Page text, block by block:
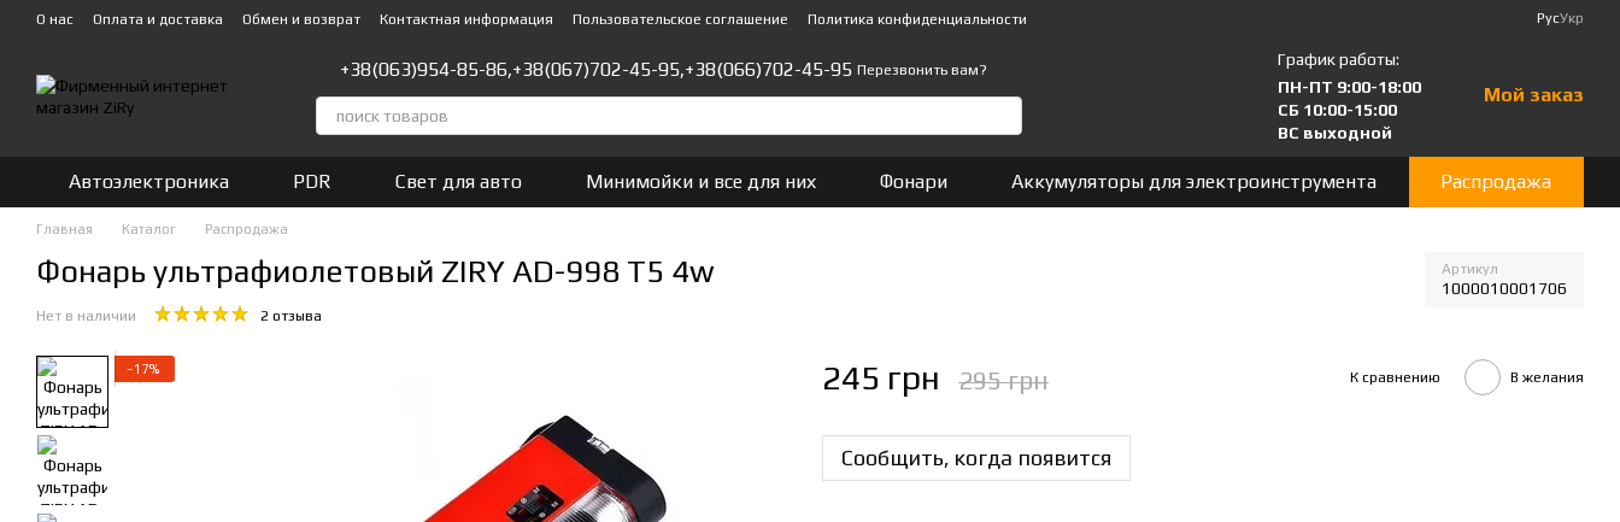
Перейти к основному контенту
О нас Оплата и доставка Обмен и возврат Контактная информация Пользовательское соглашение Политика конфиденциальности РусУкр
+38(063)954-85-86,+38(067)702-45-95,+38(066)702-45-95 Перезвонить вам?
График работы:
ПН-ПТ 9:00-18:00
СБ 10:00-15:00
ВС выходной
Мой заказ
Автоэлектроника PDR Свет для авто Минимойки и все для них Фонари Аккумуляторы для электроинструмента Распродажа
Главная Каталог Распродажа
Фонарь ультрафиолетовый ZIRY AD-998 T5 4w Артикул
1000010001706
Нет в наличии 2 отзыва
−17% 245 грн 295 грн К сравнению В желания
Сообщить, когда появится